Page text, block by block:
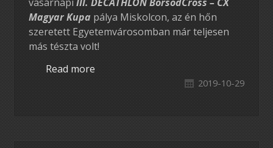
Magyar Kupapálya Miskolcon, az én hőn
szeretett Egyetemvárosomban már teljesen
más tészta volt!
Read more
2019-10-29